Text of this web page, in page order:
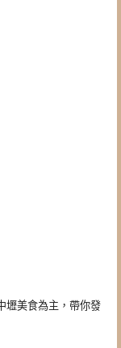
壢美食為主，帶你發